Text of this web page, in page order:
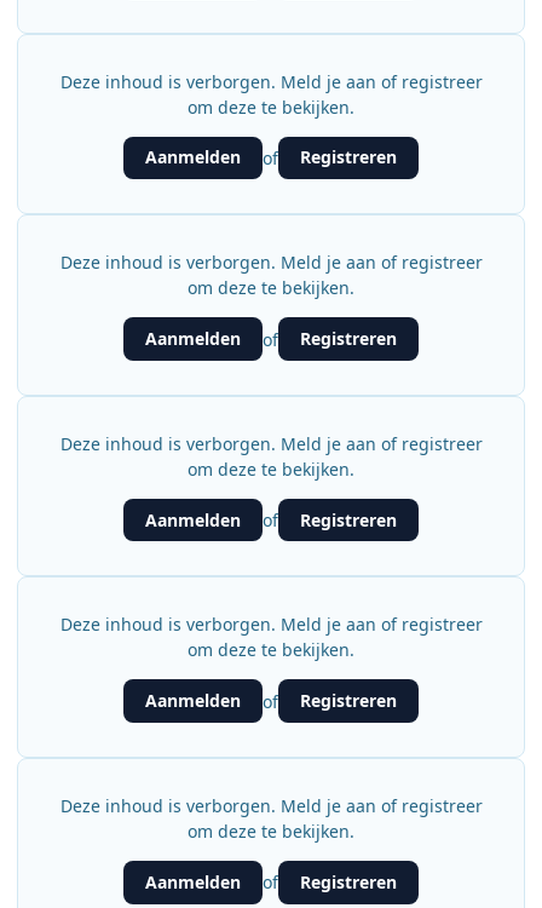
Deze inhoud is verborgen. Meld je aan of registreer
om deze te bekijken.
Aanmelden of Registreren
Deze inhoud is verborgen. Meld je aan of registreer
om deze te bekijken.
Aanmelden of Registreren
Deze inhoud is verborgen. Meld je aan of registreer
om deze te bekijken.
Aanmelden of Registreren
Deze inhoud is verborgen. Meld je aan of registreer
om deze te bekijken.
Aanmelden of Registreren
Deze inhoud is verborgen. Meld je aan of registreer
om deze te bekijken.
Aanmelden of Registreren